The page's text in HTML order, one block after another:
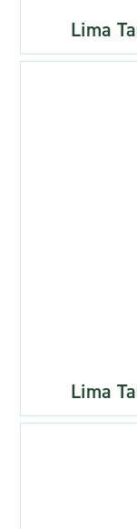
Lima
Lima